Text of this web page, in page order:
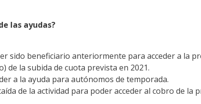
las ayudas?
sido beneficiario anteriormente para acceder a la
de la subida de cuota prevista en 2021.
a la ayuda para autónomos de temporada.
de la actividad para poder acceder al cobro de